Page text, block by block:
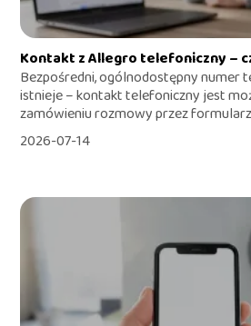
Kontakt z Allegro telefoniczny –
Bezpośredni, ogólnodostępny numer
istnieje – kontakt telefoniczny jest
zamówieniu rozmowy przez
2026-07-14